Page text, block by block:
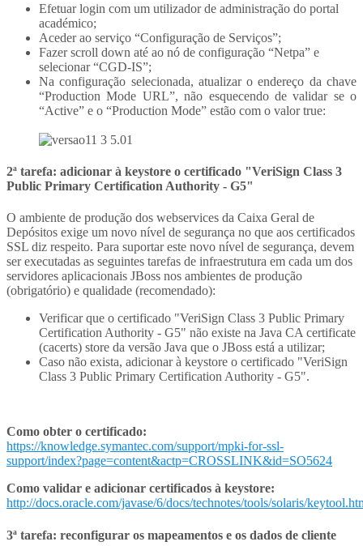
Efetuar login com um utilizador de administração do portal
académico;
Aceder ao serviço “Configuração de Serviços”;
Fazer scroll down até ao nó de configuração “Netpa” e
selecionar “CGD-IS”;
Na configuração selecionada, atualizar o endereço da chave
“Production Mode URL”, não esquecendo de validar se o
“Active” e o “Production Mode” estão com o valor true:
2ª tarefa: adicionar à keystore o certificado "VeriSign Class 3
Public Primary Certification Authority - G5"
O ambiente de produção dos webservices da Caixa Geral de
Depósitos exige um novo nível de segurança no que aos certificados
SSL diz respeito. Para suportar este novo nível de segurança, devem
ser executadas as seguintes tarefas de infraestrutura em cada um dos
servidores aplicacionais JBoss nos ambientes de produção
(obrigatório) e qualidade (recomendado):
Verificar que o certificado "VeriSign Class 3 Public Primary
Certification Authority - G5" não existe na Java CA certificate
(cacerts) store da versão Java que o JBoss está a utilizar;
Caso não exista, adicionar à keystore o certificado "VeriSign
Class 3 Public Primary Certification Authority - G5".
Como obter o certificado:
https://knowledge.symantec.com/support/mpki-for-ssl-
support/index?page=content&actp=CROSSLINK&id=SO5624
Como validar e adicionar certificados à keystore:
http://docs.oracle.com/javase/6/docs/technotes/tools/solaris/
3ª tarefa: reconfigurar os mapeamentos e os dados de cliente